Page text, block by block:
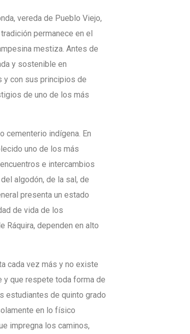
vereda de Pueblo Viejo,
permanece en el
mestiza. Antes de
y sostenible en
con sus principios de
de uno de los más
cementerio indígena. En
uno de los más
e intercambios
algodón, de la sal, de
presenta un estado
de vida de los
Ráquira, dependen en alto
cada vez más y no existe
y que respete toda forma de
estudiantes de quinto grado
en lo físico
impregna los caminos,